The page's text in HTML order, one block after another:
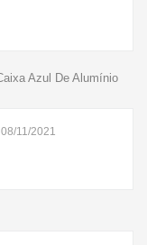
Azul De Alumínio
11/2021